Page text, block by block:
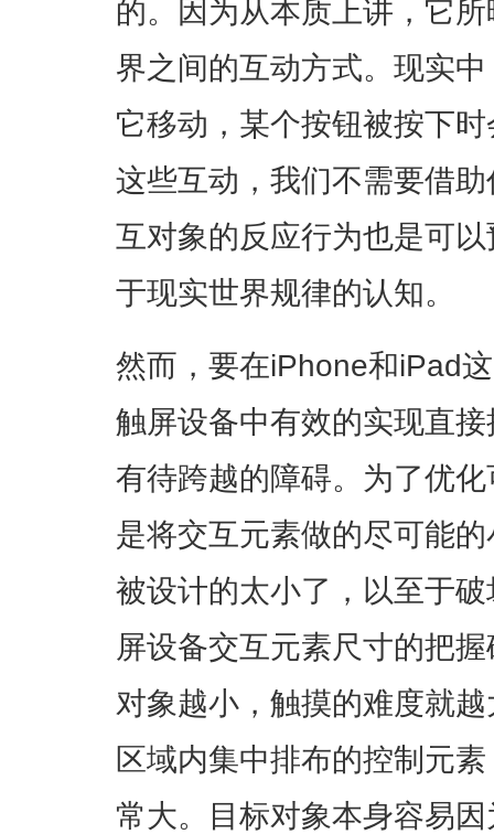
的。因为从本质上讲，它
界之间的互动方式。现实
它移动，某个按钮被按下
这些互动，我们不需要借
互对象的反应行为也是可
于现实世界规律的认知。
然而，要在iPhone和iPad
触屏设备中有效的实现直
有待跨越的障碍。为了优
是将交互元素做的尽可能
被设计的太小了，以至于
屏设备交互元素尺寸的把
对象越小，触摸的难度就
区域内集中排布的控制元
常大。目标对象本身容易